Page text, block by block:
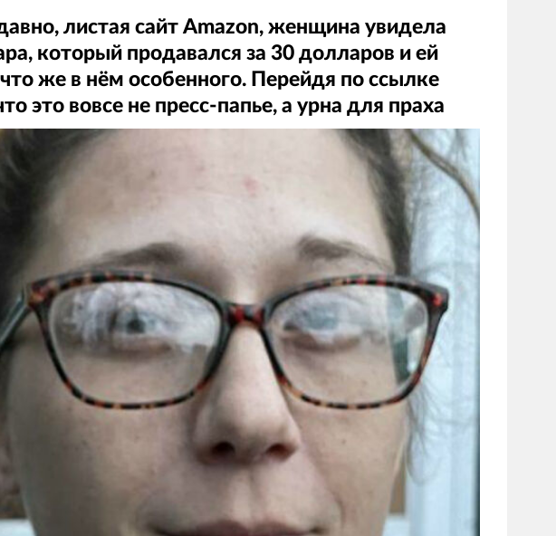
листая сайт Amazon, женщина увидела
который продавался за 30 долларов и ей
же в нём особенного. Перейдя по ссылке
это вовсе не пресс-папье, а урна для праха